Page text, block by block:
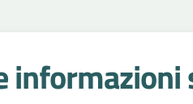
informazioni